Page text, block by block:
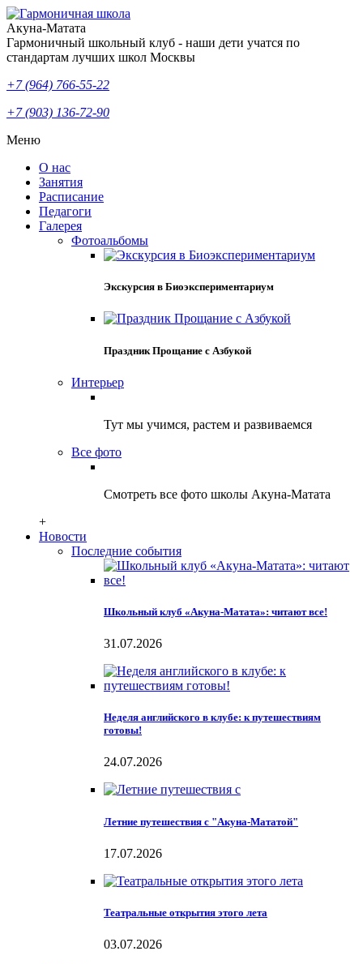
Акуна-Матата
Гармоничный школьный клуб - наши дети учатся по
стандартам лучших школ Москвы
+7 (964) 766-55-22
+7 (903) 136-72-90
Меню
О нас
Занятия
Расписание
Педагоги
Галерея
Фотоальбомы
Экскурсия в Биоэкспериментариум
Праздник Прощание с Азбукой
Интерьер
Тут мы учимся, растем и развиваемся
Все фото
Смотреть все фото школы Акуна-Матата
+
Новости
Последние события
Школьный клуб «Акуна-Матата»: читают все!
31.07.2026
Неделя английского в клубе: к путешествиям
готовы!
24.07.2026
Летние путешествия с "Акуна-Мататой"
17.07.2026
Театральные открытия этого лета
03.07.2026